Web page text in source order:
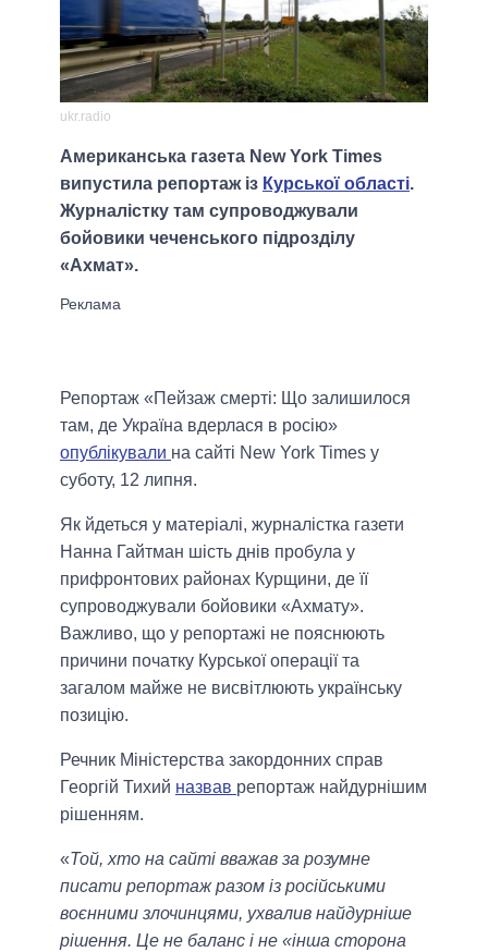
ukr.radio
Американська газета New York Times
випустила репортаж із Курської області.
Журналістку там супроводжували
бойовики чеченського підрозділу
«Ахмат».
Репортаж «Пейзаж смерті: Що залишилося
там, де Україна вдерлася в росію»
опублікували на сайті New York Times у
суботу, 12 липня.
Як йдеться у матеріалі, журналістка газети
Нанна Гайтман шість днів пробула у
прифронтових районах Курщини, де її
супроводжували бойовики «Ахмату».
Важливо, що у репортажі не пояснюють
причини початку Курської операції та
загалом майже не висвітлюють українську
позицію.
Речник Міністерства закордонних справ
Георгій Тихий назвав репортаж найдурнішим
рішенням.
«Той, хто на сайті вважав за розумне
писати репортаж разом із російськими
воєнними злочинцями, ухвалив найдурніше
рішення. Це не баланс і не «інша сторона